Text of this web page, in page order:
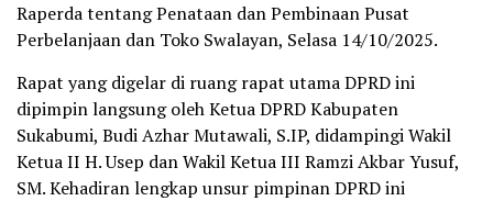
Raperda tentang Penataan dan Pembinaan Pusat
Perbelanjaan dan Toko Swalayan, Selasa 14/10/2025.
‎Rapat yang digelar di ruang rapat utama DPRD ini
dipimpin langsung oleh Ketua DPRD Kabupaten
Sukabumi, Budi Azhar Mutawali, S.IP, didampingi Wakil
Ketua II H. Usep dan Wakil Ketua III Ramzi Akbar Yusuf,
SM. Kehadiran lengkap unsur pimpinan DPRD ini